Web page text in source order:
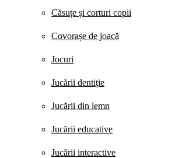
Căsuțe și corturi copii
Covorașe de joacă
Jocuri
Jucării dentiție
Jucării din lemn
Jucării educative
Jucării interactive